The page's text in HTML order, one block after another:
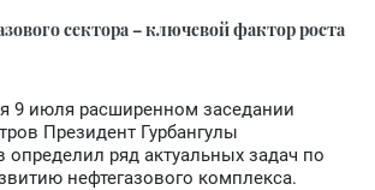
сектора – ключевой фактор роста
9 июля расширенном заседании
Президент Гурбангулы
ряд актуальных задач по
нефтегазового комплекса.